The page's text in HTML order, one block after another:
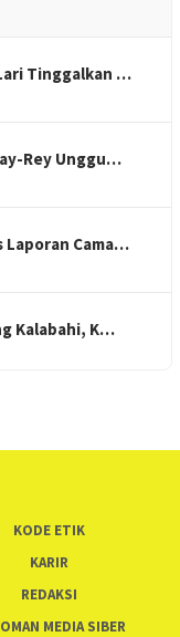
Tinggalkan …
Rey Unggu…
Laporan Cama…
Kalabahi, K…
KODE ETIK
KARIR
REDAKSI
MEDIA SIBER